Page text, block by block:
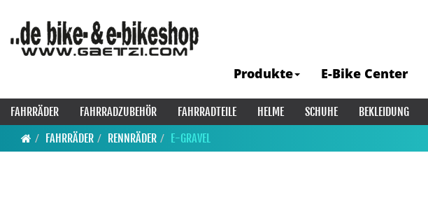
Produkte E-Bike Center
FAHRRÄDER FAHRRADZUBEHÖR FAHRRADTEILE HELME SCHUHE
BEKLEIDUNG
FAHRRÄDER
RENNRÄDER E-GRAVEL